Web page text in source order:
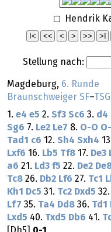
Hendrik
Stellung nach:
Magdeburg, 6. Runde
Braunschweiger SF–
1. e4 e5 2. Sf3 Sc6 3. d4
Sg6 7. Le2 Le7 8. O-O
Tad1 c6 12. Sh4 Sxh4
Lxf6 16. Lb5 Tf8 17. De3
a6 21. Ld3 f5 22. De2
Tc8 26. Db2 Lf6 27. Tc1
Kh1 Dc5 31. Tc2 Dxd5 32.
Lf7 35. Ta4 Dd8 36. Td1
Lxd5 40. Txd5 Db6 41.
[Dh5] 0-1